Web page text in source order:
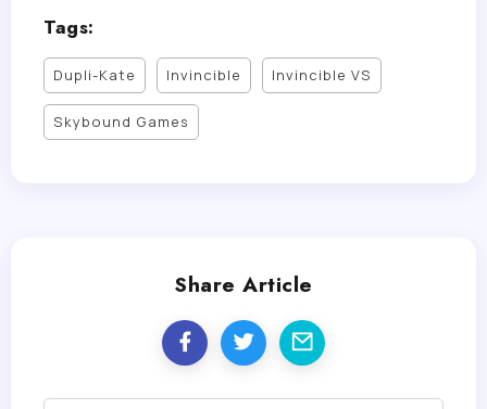
Tags:
Dupli-Kate Invincible Invincible VS
Skybound Games
Share Article